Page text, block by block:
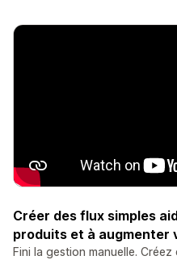
Créer des flux simples
produits et à augmenter
Fini la gestion manuelle.